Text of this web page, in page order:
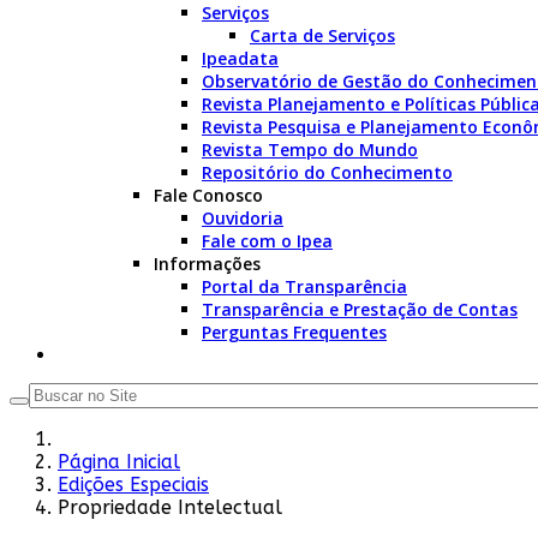
Serviços
Carta de Serviços
Ipeadata
Observatório de Gestão do
Revista Planejamento e Políticas
Revista Pesquisa e Planejamento
Revista Tempo do Mundo
Repositório do Conhecimento
Fale Conosco
Ouvidoria
Fale com o Ipea
Informações
Portal da Transparência
Transparência e Prestação de Contas
Perguntas Frequentes
Página Inicial
Edições Especiais
Propriedade Intelectual